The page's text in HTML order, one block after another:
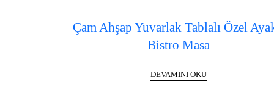
Çam Ahşap Yuvarlak Tablalı Özel
Bistro Masa
DEVAMINI OKU